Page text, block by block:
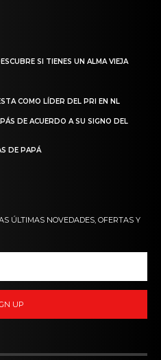
SI TIENES UN ALMA VIEJA
COMO LÍDER DEL PRI EN NL
DE ACUERDO A SU SIGNO DEL
DE PAPÁ
ÚLTIMAS NOVEDADES, OFERTAS Y
UP